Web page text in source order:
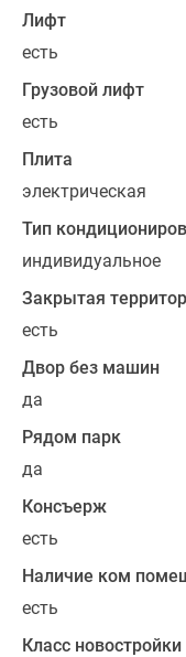
будет
дровяной
камин.
Все
оборудованы
теплыми
лоджиями,
можно
сделать
свой
зимний
сад,
фитнес,
кабинет
или
зону
Все
Лифт
есть
Грузовой лифт
есть
Плита
электрическая
Тип
индивидуальное
Закрытая
есть
Двор без машин
да
Рядом парк
да
Консъерж
есть
Наличие ком
есть
Класс новостройки